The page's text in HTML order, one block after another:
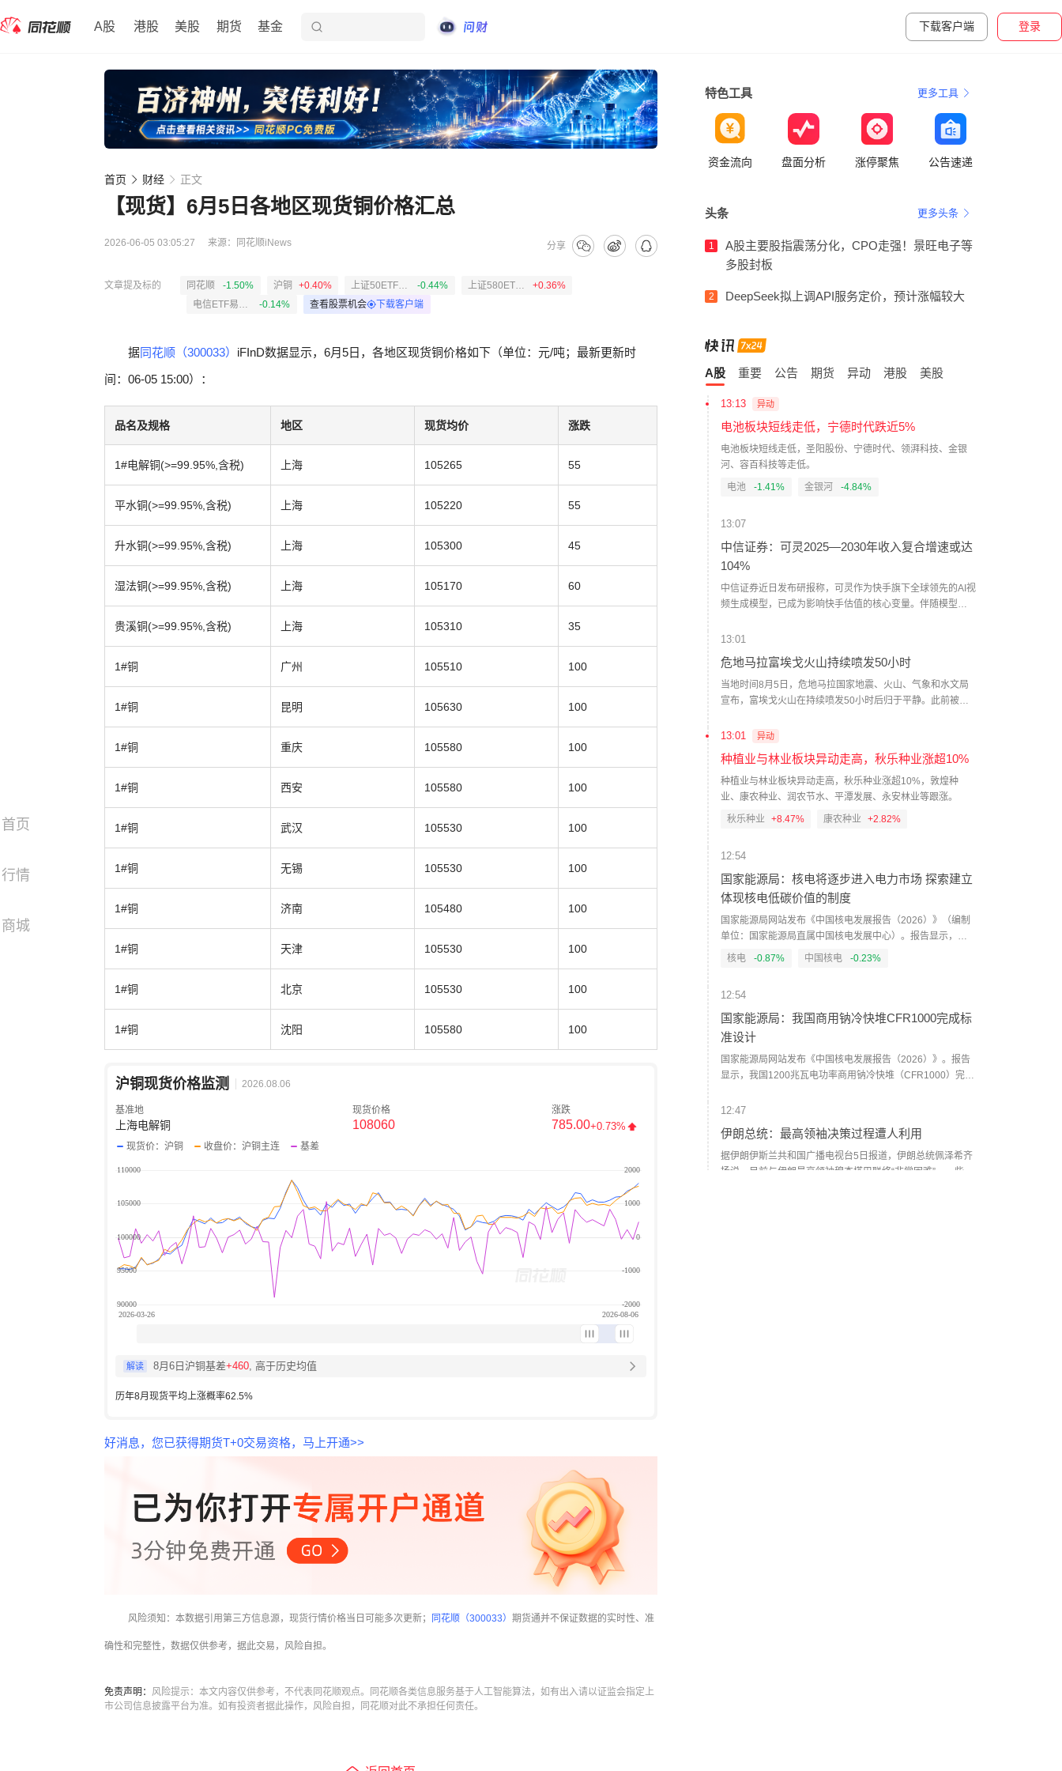
A股 港股 美股 期货 基金 下载客户端 登录
首页
行情
商城
首页 财经 正文
【现货】6月5日各地区现货铜价格汇总
2026-06-05 03:05:27 来源： 同花顺iNews 分享
文章提及标的 同花顺 -1.50% 沪铜 +0.40% 上证50ETF易方达 -0.44% 上证580ETF易方达
+0.36%
电信ETF易方达
-0.14% 查看股票机会 下载客户端
据同花顺（300033） iFInD数据显示，6月5日，各地区现货铜价格如下（单位：元/吨；最新更新时
间：06-05 15:00）：
品名及规格 地区 现货均价 涨跌
1#电解铜(>=99.95%,含税) 上海 105265 55
平水铜(>=99.95%,含税) 上海 105220 55
升水铜(>=99.95%,含税) 上海 105300 45
湿法铜(>=99.95%,含税) 上海 105170 60
贵溪铜(>=99.95%,含税) 上海 105310 35
1#铜 广州 105510 100
1#铜 昆明 105630 100
1#铜 重庆 105580 100
1#铜 西安 105580 100
1#铜 武汉 105530 100
1#铜 无锡 105530 100
1#铜 济南 105480 100
1#铜 天津 105530 100
1#铜 北京 105530 100
1#铜 沈阳 105580 100
沪铜现货价格监测 2026.08.06
基准地
上海电解铜
现货价格
108060
涨跌
785.00+0.73%
现货价：沪铜 收盘价：沪铜主连 基差
解读 8月6日沪铜基差+460, 高于历史均值
历年8月现货平均上涨概率62.5%
好消息，您已获得期货T+0交易资格，马上开通>>
风险须知：本数据引用第三方信息源，现货行情价格当日可能多次更新； 同花顺（300033） 期货通并不保证数据的实时性、准
确性和完整性，数据仅供参考，据此交易，风险自担。
免责声明： 风险提示：本文内容仅供参考，不代表同花顺观点。同花顺各类信息服务基于人工智能算法，如有出入请以证监会指定上
市公司信息披露平台为准。如有投资者据此操作，风险自担，同花顺对此不承担任何责任。
特色工具 更多工具
资金流向 盘面分析 涨停聚焦 公告速递
头条 更多头条
1
A股主要股指震荡分化，CPO走强！景旺电子等
多股封板
2 DeepSeek拟上调API服务定价，预计涨幅较大
A股 重要 公告 期货 异动 港股 美股
13:13 异动
电池板块短线走低，宁德时代跌近5%
电池板块短线走低，圣阳股份、宁德时代、领湃科技、金银
河、容百科技等走低。
电池
-1.41% 金银河 -4.84%
13:07
中信证券：可灵2025—2030年收入复合增速或达
104%
中信证券近日发布研报称，可灵作为快手旗下全球领先的AI视
频生成模型，已成为影响快手估值的核心变量。伴随模型能
复合增长率将达到104%，2030年收入有望接近400亿元。
13:01
危地马拉富埃戈火山持续喷发50小时
当地时间8月5日，危地马拉国家地震、火山、气象和水文局
宣布，富埃戈火山在持续喷发50小时后归于平静。此前被迫
喷发，熔岩沿山坡倾泻而下，火山灰、碎屑和高温气体形成
山周边三省拉响最高级别警报。该委员会5日提醒说，鉴于形
势已经安全，被要求撤离的民众可以返回家中，但仍要保持
警惕，因为火山随时可能再次喷发。（央视新闻）
13:01 异动
种植业与林业板块异动走高，秋乐种业涨超10%
种植业与林业板块异动走高，秋乐种业涨超10%，敦煌种
业、康农种业、润农节水、平潭发展、永安林业等跟涨。
秋乐种业 +8.47% 康农种业 +2.82%
12:54
国家能源局：核电将逐步进入电力市场 探索建立
体现核电低碳价值的制度
国家能源局网站发布《中国核电发展报告（2026）》（编制
单位：国家能源局直属中国核电发展中心）。报告显示，在
全国统一电力市场体系有关政策指导下，核电将逐步进入电
好性。
核电 -0.87% 中国核电 -0.23%
12:54
国家能源局：我国商用钠冷快堆CFR1000完成标
准设计
国家能源局网站发布《中国核电发展报告（2026）》。报告
显示，我国1200兆瓦电功率商用钠冷快堆（CFR1000）完成
率液态燃料钍基熔盐实验堆首次实现钍铀核燃料转换，成为
瓦电功率紧凑式小型压水堆已正式提交国际原子能机构技术
安全评审申请。
12:47
伊朗总统：最高领袖决策过程遭人利用
据伊朗伊斯兰共和国广播电视台5日报道，伊朗总统佩泽希齐
扬说，目前与伊朗最高领袖穆杰塔巴联络“非常困难”，一些人